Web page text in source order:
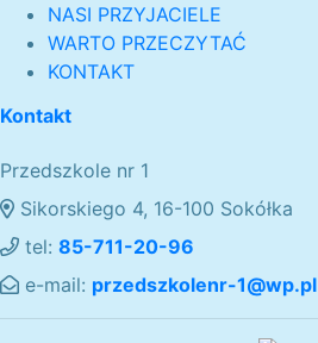
NASI PRZYJACIELE
WARTO PRZECZYTAĆ
KONTAKT
Kontakt
Przedszkole nr 1
Sikorskiego 4, 16-100 Sokółka
tel: 85-711-20-96
e-mail: przedszkolenr-1@wp.pl